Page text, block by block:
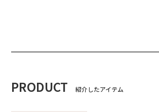
PRODUCT 紹介したアイテム